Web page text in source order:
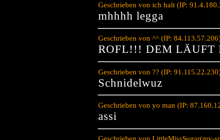
Geschrieben von ich halt (IP:
mhhhh legga
Geschrieben von ^^ (IP:
ROFL!!! DEM LÄUFT
Geschrieben von ?? (IP:
Schnidelwuz
Geschrieben von yo man (IP:
assi